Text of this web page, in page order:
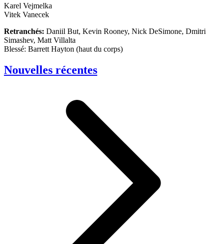
Karel Vejmelka
Vitek Vanecek
Retranchés: Daniil But, Kevin Rooney, Nick DeSimone, Dmitri
Simashev, Matt Villalta
Blessé: Barrett Hayton (haut du corps)
Nouvelles récentes